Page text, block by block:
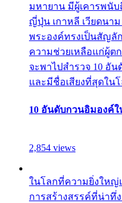
มหายาน มีผู้เคารพนั
ญี่ปุ่น เกาหลี เวียดนา
พระองค์ทรงเป็นสัญลั
ความช่วยเหลือแก่ผู้ต
จะพาไปสำรวจ 10 อั
และมีชื่อเสียงที่สุดใน
10 อันดับกวนอิมองค์
2,854 views
ในโลกที่ความยิ่งใหญ่
การสร้างสรรค์ที่น่าทึ่